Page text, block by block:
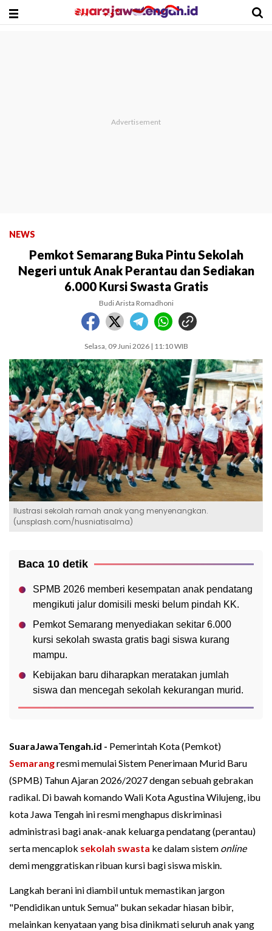
NEWS
Pemkot Semarang Buka Pintu Sekolah
Negeri untuk Anak Perantau dan Sediakan
6.000 Kursi Swasta Gratis
Budi Arista Romadhoni
Selasa, 09 Juni 2026 | 11:10 WIB
Ilustrasi sekolah ramah anak yang menyenangkan.
(unsplash.com/husniatisalma)
Baca 10 detik
SPMB 2026 memberi kesempatan anak pendatang
mengikuti jalur domisili meski belum pindah KK.
Pemkot Semarang menyediakan sekitar 6.000
kursi sekolah swasta gratis bagi siswa kurang
mampu.
Kebijakan baru diharapkan meratakan jumlah
siswa dan mencegah sekolah kekurangan murid.
SuaraJawaTengah.id - Pemerintah Kota (Pemkot)
Semarangresmi memulai Sistem Penerimaan Murid Baru
(SPMB) Tahun Ajaran 2026/2027 dengan sebuah gebrakan
radikal. Di bawah komando Wali Kota Agustina Wilujeng, ibu
kota Jawa Tengah ini resmi menghapus diskriminasi
administrasi bagi anak-anak keluarga pendatang (perantau)
serta mencaplok sekolah swasta ke dalam sistem online
demi menggratiskan ribuan kursi bagi siswa miskin.
Langkah berani ini diambil untuk memastikan jargon
"Pendidikan untuk Semua" bukan sekadar hiasan bibir,
melainkan kenyataan yang bisa dinikmati seluruh anak yang